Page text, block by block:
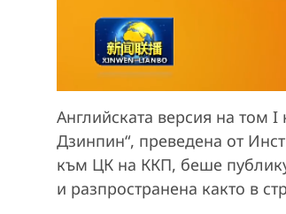
Английската версия на том I
Дзинпин“, преведена от
към ЦК на ККП, беше
и разпространена както в